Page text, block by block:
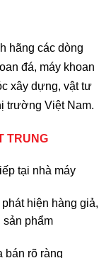
hãng các dòng
đá, máy khoan
xây dựng, vật tư
trường Việt Nam.
TRUNG
tại nhà máy
hiện hàng giả,
sản phẩm
bán rõ ràng